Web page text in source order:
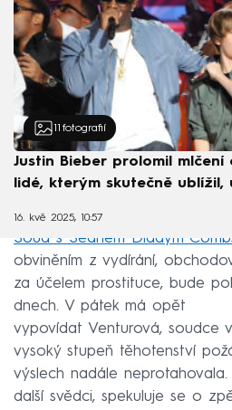
11 fotografií
Justin Bieber prolomil mlčení
lidé, kterým skutečně ublížil,
16. kvě 2025, 10:57
Soud s Seanem Diddym
obviněním z vydírání,
za účelem prostituce, bude
dnech. V pátek má opět
vypovídat Venturová, soudce
vysoký stupeň těhotenství
výslech nadále
další svědci, spekuluje se o